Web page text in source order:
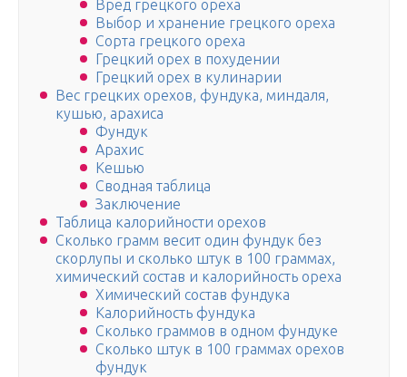
Вред грецкого ореха
Выбор и хранение грецкого ореха
Сорта грецкого ореха
Грецкий орех в похудении
Грецкий орех в кулинарии
Вес грецких орехов, фундука, миндаля,
кушью, арахиса
Фундук
Арахис
Кешью
Сводная таблица
Заключение
Таблица калорийности орехов
Сколько грамм весит один фундук без
скорлупы и сколько штук в 100 граммах,
химический состав и калорийность ореха
Химический состав фундука
Калорийность фундука
Сколько граммов в одном фундуке
Сколько штук в 100 граммах орехов
фундук